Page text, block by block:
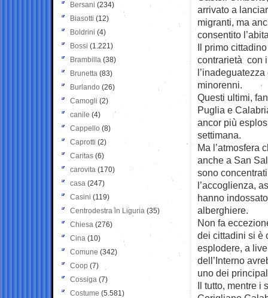
arrivato a
migranti, ma
consentito
Il primo
contrarietà con
minorenni.
Questi ultimi,
Puglia e
ancor più
settimana.
Ma l’atmosfera
anche a San
sono
l’accoglienza,
hanno
alberghiere.
Non fa
dei cittadini si è
esplodere, a
dell’Interno
uno dei
Il tutto, mentre i
Bersani (234)
Biasotti (12)
Boldrini (4)
Bossi (1.221)
Brambilla (38)
Brunetta (83)
Burlando (26)
Camogli (2)
canile (4)
Cappello (8)
Caprotti (2)
Caritas (6)
carovita (170)
casa (247)
Casini (119)
Centrodestra in Liguria (35)
Chiesa (276)
Cina (10)
Comune (342)
Coop (7)
Cossiga (7)
Costume (5.581)